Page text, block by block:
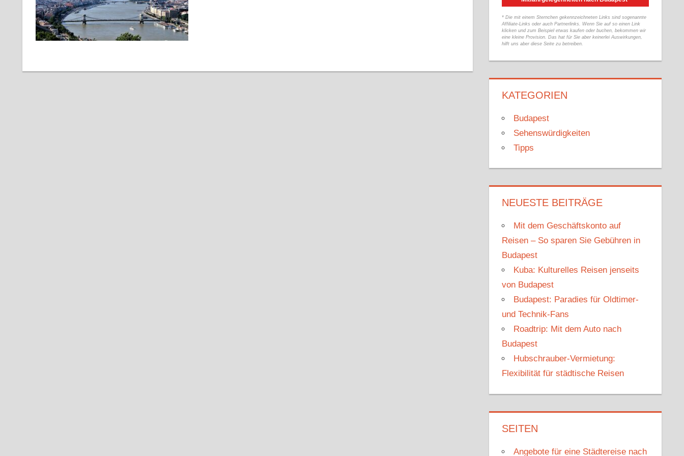
Tipps
* Die mit einem Sternchen gekennzeichneten Links sind sogenannte
Affiliate-Links oder auch Partnerlinks. Wenn Sie auf so einen Link
klicken und zum Beispiel etwas kaufen oder buchen, bekommen wir
eine kleine Provision. Das hat für Sie aber keinerlei Auswirkungen,
hilft uns aber diese Seite zu betreiben.
KATEGORIEN
Budapest
Sehenswürdigkeiten
Tipps
NEUESTE BEITRÄGE
Mit dem Geschäftskonto auf
Reisen – So sparen Sie Gebühren in
Budapest
Kuba: Kulturelles Reisen jenseits
von Budapest
Budapest: Paradies für Oldtimer-
und Technik-Fans
Roadtrip: Mit dem Auto nach
Budapest
Hubschrauber-Vermietung:
Flexibilität für städtische Reisen
SEITEN
Angebote für eine Städtereise nach